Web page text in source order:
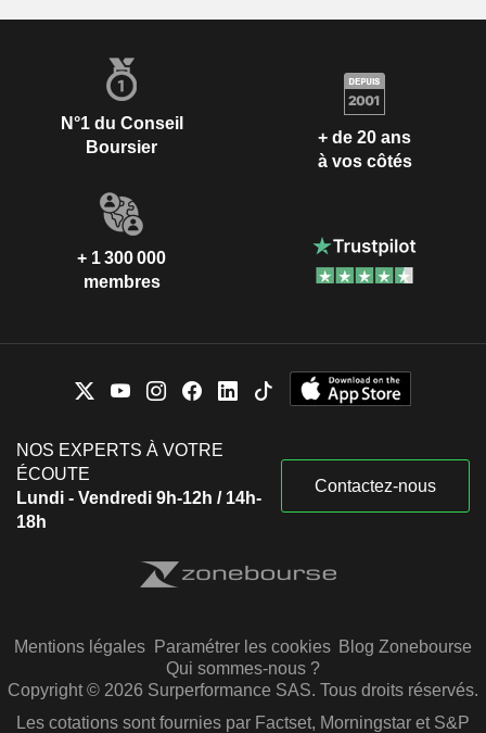
N°1 du Conseil
Boursier
+ de 20 ans
à vos côtés
+ 1 300 000
membres
NOS EXPERTS À VOTRE
ÉCOUTE
Lundi - Vendredi 9h-12h / 14h-
18h
Contactez-nous
Mentions légales Paramétrer les cookies Blog Zonebourse
Qui sommes-nous ?
Copyright © 2026 Surperformance SAS. Tous droits réservés.
Les cotations sont fournies par Factset, Morningstar et S&P